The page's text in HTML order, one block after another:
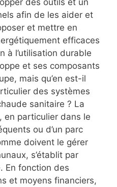
afin de les aider et
et mettre en
efficaces
à l’utilisation durable
et ses composants
mais qu’en est-il
des systèmes
sanitaire ? La
en particulier dans le
ou d’un parc
doivent le gérer
s’établit par
En fonction des
et moyens financiers,